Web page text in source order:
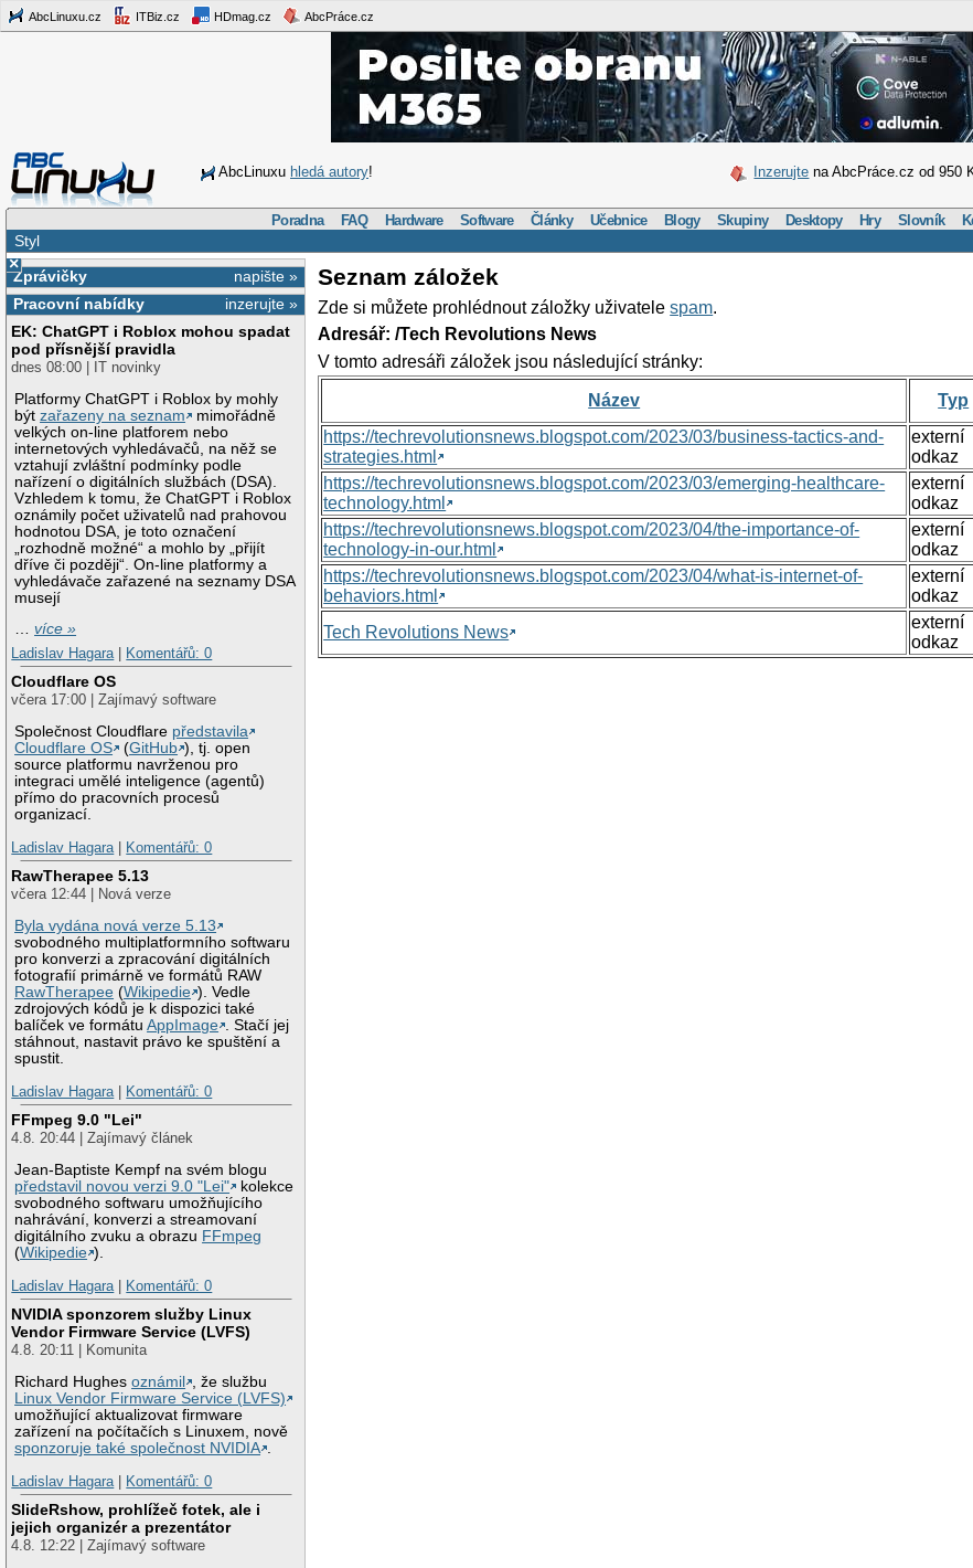
AbcLinuxu.cz ITBiz.cz HDmag.cz AbcPráce.cz
AbcLinuxu hledá autory! Inzerujte na AbcPráce.cz od 950
Poradna FAQ Hardware Software Články Učebnice Blogy Skupiny Desktopy Hry Slovník
Styl
×
napište »
Zprávičky
inzerujte »
Pracovní nabídky
EK: ChatGPT i Roblox mohou spadat
pod přísnější pravidla
dnes 08:00 | IT novinky
Platformy ChatGPT i Roblox by mohly
býtzařazeny na seznam
mimořádně
velkých on-line platforem nebo
internetových vyhledávačů, na něž se
vztahují zvláštní podmínky podle
nařízení o digitálních službách (DSA).
Vzhledem k tomu, že ChatGPT i Roblox
oznámily počet uživatelů nad prahovou
hodnotou DSA, je toto označení
„rozhodně možné“ a mohlo by „přijít
dříve či později“. On-line platformy a
vyhledávače zařazené na seznamy DSA
musejí
…více »
Ladislav Hagara
Komentářů: 0
Cloudflare OS
včera 17:00 | Zajímavý software
Společnost Cloudflare představila
Cloudflare OS
(GitHub ), tj. open
source platformu navrženou pro
integraci umělé inteligence (agentů)
přímo do pracovních procesů
organizací.
Ladislav Hagara
Komentářů: 0
RawTherapee 5.13
včera 12:44 | Nová verze
Byla vydána nová verze 5.13
svobodného multiplatformního softwaru
pro konverzi a zpracování digitálních
fotografií primárně ve formátů RAW
RawTherapee (Wikipedie ). Vedle
zdrojových kódů je k dispozici také
balíček ve formátuAppImage . Stačí jej
stáhnout, nastavit právo ke spuštění a
spustit.
Ladislav Hagara
Komentářů: 0
FFmpeg 9.0 "Lei"
4.8. 20:44 | Zajímavý článek
Jean-Baptiste Kempf na svém blogu
představil novou verzi 9.0 "Lei"
kolekce
svobodného softwaru umožňujícího
nahrávání, konverzi a streamovaní
digitálního zvuku a obrazu FFmpeg
(Wikipedie ).
Ladislav Hagara
Komentářů: 0
NVIDIA sponzorem služby Linux
Vendor Firmware Service (LVFS)
4.8. 20:11 | Komunita
Richard Hughesoznámil
, že službu
Linux Vendor Firmware Service (LVFS)
umožňující aktualizovat firmware
zařízení na počítačích s Linuxem, nově
sponzoruje také společnost NVIDIA .
Ladislav Hagara | Komentářů: 0
SlideRshow, prohlížeč fotek, ale i
jejich organizér a prezentátor
4.8. 12:22 | Zajímavý software
Seznam záložek
Zde si můžete prohlédnout záložky uživatelespam.
Adresář: /Tech Revolutions News
V tomto adresáři záložek jsou následující stránky:
Název Typ
https://techrevolutionsnews.blogspot.com/2023/03/business-tactics-and-
strategies.html
externí
odkaz
https://techrevolutionsnews.blogspot.com/2023/03/emerging-healthcare-
technology.html
externí
odkaz
https://techrevolutionsnews.blogspot.com/2023/04/the-importance-of-
technology-in-our.html
externí
odkaz
https://techrevolutionsnews.blogspot.com/2023/04/what-is-internet-of-
behaviors.html
externí
odkaz
Tech Revolutions News
externí
odkaz